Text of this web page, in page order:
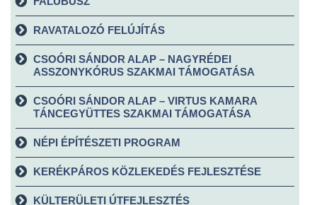
RAVATALOZÓ FELÚJÍTÁS
CSOÓRI SÁNDOR ALAP – NAGYRÉDEI
ASSZONYKÓRUS SZAKMAI TÁMOGATÁSA
CSOÓRI SÁNDOR ALAP – VIRTUS KAMARA
TÁNCEGYÜTTES SZAKMAI TÁMOGATÁSA
NÉPI ÉPÍTÉSZETI PROGRAM
KERÉKPÁROS KÖZLEKEDÉS FEJLESZTÉSE
KÜLTERÜLETI ÚTFEJLESZTÉS